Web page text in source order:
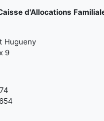
d'Allocations
Hugueny
9